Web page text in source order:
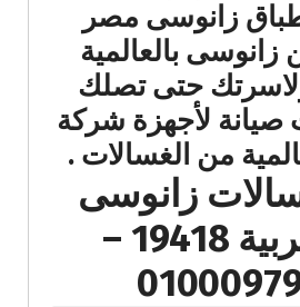
زانوسى مصر
زانوسى بالعالمية
حتى تصلك
صيانة لأجهزة شركة
من الغسالات .
زانوسى
في الغربية 19418 –